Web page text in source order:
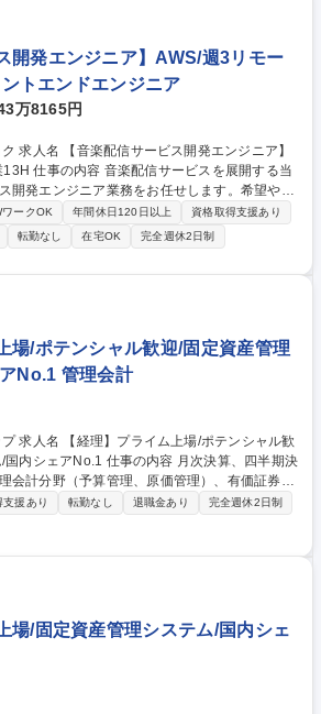
開発エンジニア】AWS/週3リモー
トエンドエンジニア
万8165円
ニア】
展開する当
開発エンジニア業務をお任せします。希望やス
用業務をお任せします。 【業務詳細】■
音楽・映像配信アプリのシステム開発■PHPやJ
バックエンドAPI設計開発■AWS環境における
■大規模トラフィックを支えるためのサービス
めから一人で全てをお任せすることはありま
ニ
残業13H
ークOK 年間休日120日以上
資格取得支援あり
転勤なし 在宅OK
完全週休2日制
場/ポテンシャル歓迎/固定資産管理
No.1 管理会計
ャル歓
の内容 月次決算、四半期決
会計分野（予算管理、原価管理）、有価証券報
査法人対応、連結決算書の作成など、幅広く挑
次、連結決算） ■管理会計分野（予算管理、原
告書、計算書類等の開示業務 ■監査法人対応（J
No.1
支援あり 転勤なし 退職金あり
完全週休2日制
場/固定資産管理システム/国内シェ